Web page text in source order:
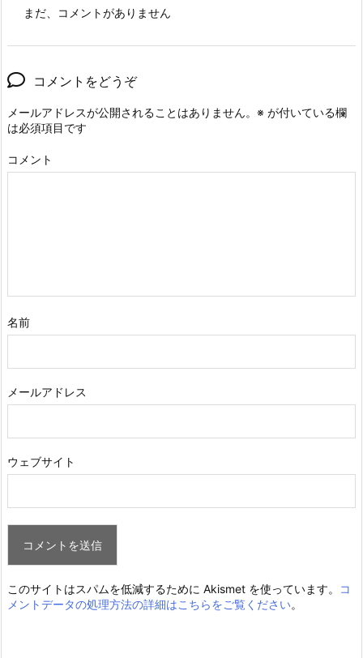
まだ、コメントがありません
コメントをどうぞ
メールアドレスが公開されることはありません。 ※ が付いている欄
は必須項目です
コメント
名前
メールアドレス
ウェブサイト
このサイトはスパムを低減するために Akismet を使っています。
コ
メントデータの処理方法の詳細はこちらをご覧ください。